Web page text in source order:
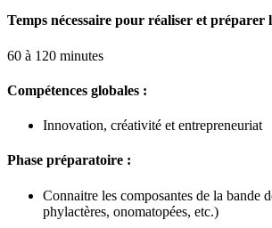
Temps nécessaire pour réaliser et préparer
60 à 120 minutes
Compétences globales :
Innovation, créativité et entrepreneuriat
Phase préparatoire :
Connaitre les composantes de la bande
phylactères, onomatopées, etc.)